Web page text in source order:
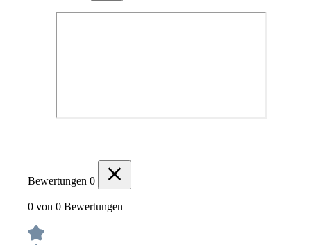
Bewertungen 0
0 von 0 Bewertungen